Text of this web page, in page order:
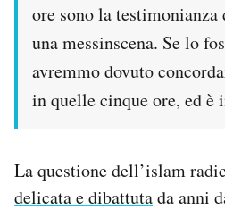
ore sono la
una messinscena. Se lo
avremmo dovuto
in quelle cinque ore, ed è
La questione dell’islam
delicata e dibattutada anni